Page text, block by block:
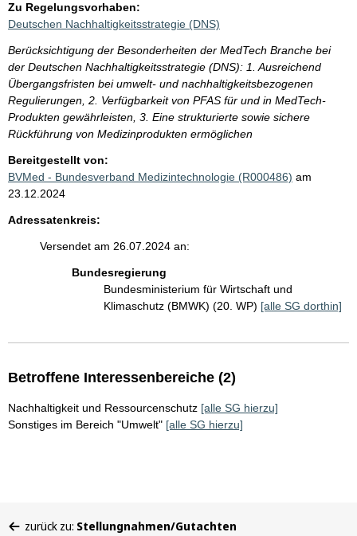
Zu Regelungsvorhaben:
Deutschen Nachhaltigkeitsstrategie (DNS)
Berücksichtigung der Besonderheiten der MedTech Branche bei
der Deutschen Nachhaltigkeitsstrategie (DNS): 1. Ausreichend
Übergangsfristen bei umwelt- und nachhaltigkeitsbezogenen
Regulierungen, 2. Verfügbarkeit von PFAS für und in MedTech-
Produkten gewährleisten, 3. Eine strukturierte sowie sichere
Rückführung von Medizinprodukten ermöglichen
Bereitgestellt von:
BVMed - Bundesverband Medizintechnologie (R000486) am
23.12.2024
Adressatenkreis:
Versendet am 26.07.2024 an:
Bundesregierung
Bundesministerium für Wirtschaft und
Klimaschutz (BMWK) (20. WP) [alle SG dorthin]
Betroffene Interessenbereiche (2)
Nachhaltigkeit und Ressourcenschutz [alle SG hierzu]
Sonstiges im Bereich "Umwelt" [alle SG hierzu]
zurück zu: Stellungnahmen/Gutachten